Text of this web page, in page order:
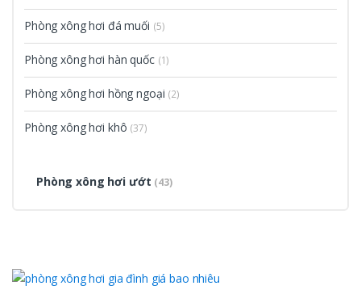
Phòng xông hơi đá muối (5)
Phòng xông hơi hàn quốc (1)
Phòng xông hơi hồng ngoại (2)
Phòng xông hơi khô (37)
Phòng xông hơi ướt (43)